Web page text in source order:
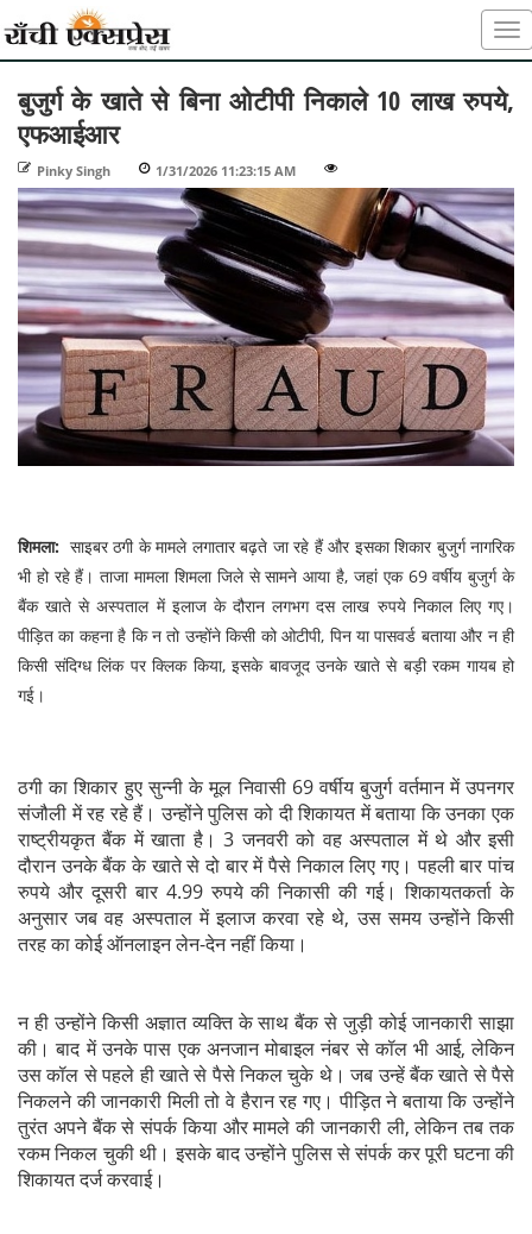
बुजुर्ग के खाते से बिना ओटीपी निकाले 10 लाख रुपये,
एफआईआर
Pinky Singh 1/31/2026 11:23:15 AM
शिमला: साइबर ठगी के मामले लगातार बढ़ते जा रहे हैं और इसका शिकार बुजुर्ग नागरिक
भी हो रहे हैं। ताजा मामला शिमला जिले से सामने आया है, जहां एक 69 वर्षीय बुजुर्ग के
बैंक खाते से अस्पताल में इलाज के दौरान लगभग दस लाख रुपये निकाल लिए गए।
पीड़ित का कहना है कि न तो उन्होंने किसी को ओटीपी, पिन या पासवर्ड बताया और न ही
किसी संदिग्ध लिंक पर क्लिक किया, इसके बावजूद उनके खाते से बड़ी रकम गायब हो
गई।
ठगी का शिकार हुए सुन्नी के मूल निवासी 69 वर्षीय बुजुर्ग वर्तमान में उपनगर
संजौली में रह रहे हैं। उन्होंने पुलिस को दी शिकायत में बताया कि उनका एक
राष्ट्रीयकृत बैंक में खाता है। 3 जनवरी को वह अस्पताल में थे और इसी
दौरान उनके बैंक के खाते से दो बार में पैसे निकाल लिए गए। पहली बार पांच
रुपये और दूसरी बार 4.99 रुपये की निकासी की गई। शिकायतकर्ता के
अनुसार जब वह अस्पताल में इलाज करवा रहे थे, उस समय उन्होंने किसी
तरह का कोई ऑनलाइन लेन-देन नहीं किया।
न ही उन्होंने किसी अज्ञात व्यक्ति के साथ बैंक से जुड़ी कोई जानकारी साझा
की। बाद में उनके पास एक अनजान मोबाइल नंबर से कॉल भी आई, लेकिन
उस कॉल से पहले ही खाते से पैसे निकल चुके थे। जब उन्हें बैंक खाते से पैसे
निकलने की जानकारी मिली तो वे हैरान रह गए। पीड़ित ने बताया कि उन्होंने
तुरंत अपने बैंक से संपर्क किया और मामले की जानकारी ली, लेकिन तब तक
रकम निकल चुकी थी। इसके बाद उन्होंने पुलिस से संपर्क कर पूरी घटना की
शिकायत दर्ज करवाई।